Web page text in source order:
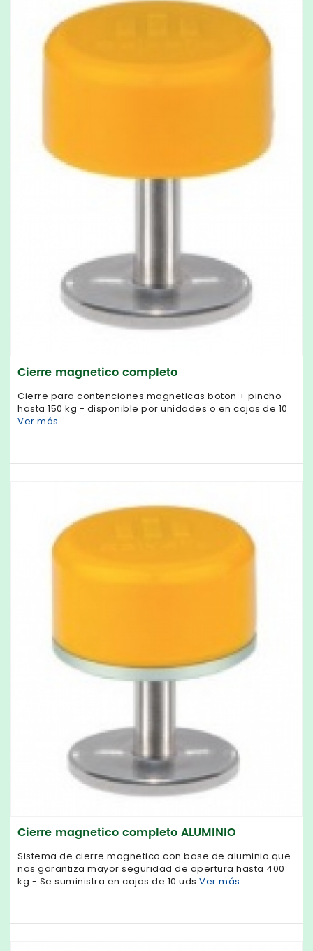
Cierre magnetico completo
Cierre para contenciones magneticas boton + pincho
hasta 150 kg - disponible por unidades o en cajas de 10
Ver más
Cierre magnetico completo ALUMINIO
Sistema de cierre magnetico con base de aluminio que
nos garantiza mayor seguridad de apertura hasta 400
kg - Se suministra en cajas de 10 uds Ver más